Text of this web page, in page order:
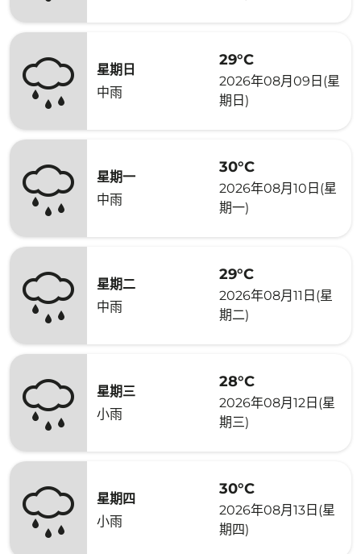
星期日
中雨
29°C
2026年08月09日(星
期日)
星期一
中雨
30°C
2026年08月10日(星
期一)
星期二
中雨
29°C
2026年08月11日(星
期二)
星期三
小雨
28°C
2026年08月12日(星
期三)
星期四
小雨
30°C
2026年08月13日(星
期四)